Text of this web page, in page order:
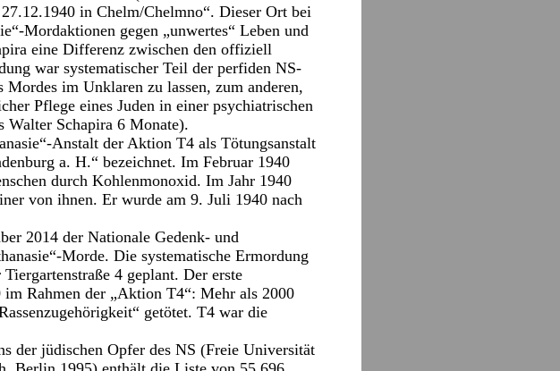
in Chelm/Chelmno“. Dieser Ort bei
Mordaktionen gegen „unwertes“ Leben und
eine Differenz zwischen den offiziell
war systematischer Teil der perfiden NS-
im Unklaren zu lassen, zum anderen,
Pflege eines Juden in einer psychiatrischen
Schapira 6 Monate).
Anstalt der Aktion T4 als Tötungsanstalt
a. H.“ bezeichnet. Im Februar 1940
durch Kohlenmonoxid. Im Jahr 1940
von ihnen. Er wurde am 9. Juli 1940 nach
2014 der Nationale Gedenk- und
Morde. Die systematische Ermordung
4 geplant. Der erste
Rahmen der „Aktion T4“: Mehr als 2000
getötet. T4 war die
der jüdischen Opfer des NS (Freie Universität